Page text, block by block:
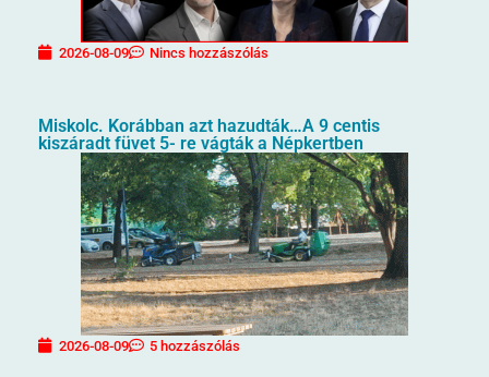
2026-08-09 Nincs hozzászólás
Miskolc. Korábban azt hazudták…A 9 centis
kiszáradt füvet 5- re vágták a Népkertben
2026-08-09 5 hozzászólás